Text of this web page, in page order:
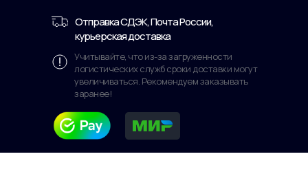
Учитывайте, что из-за загруженности
логистических служб сроки доставки могут
увеличиваться. Рекомендуем заказывать
заранее!
Отправка СДЭК, Почта России,
курьерская доставка